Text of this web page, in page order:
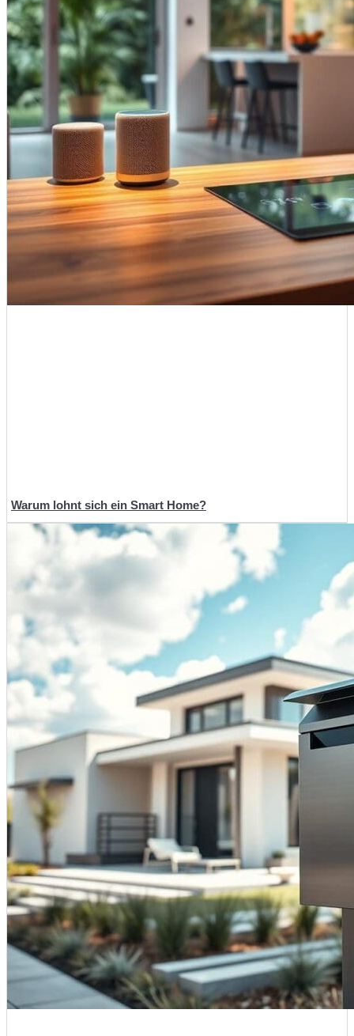
Warum lohnt sich ein Smart Home?